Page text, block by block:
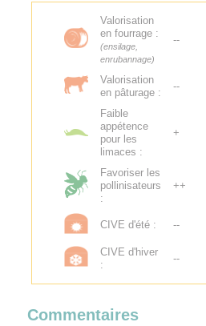
Valorisation
en fourrage :
(ensilage,
enrubannage)
--
Valorisation
en pâturage :
--
Faible
appétence
pour les
limaces :
+
Favoriser les
pollinisateurs
:
++
CIVE d'été : --
CIVE d'hiver
:
--
Commentaires